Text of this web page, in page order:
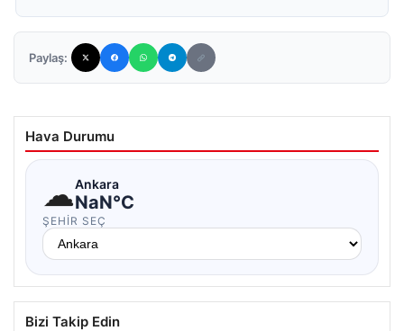
Paylaş:
Hava Durumu
☁Ankara
NaN°C
ŞEHIR SEÇ
Bizi Takip Edin